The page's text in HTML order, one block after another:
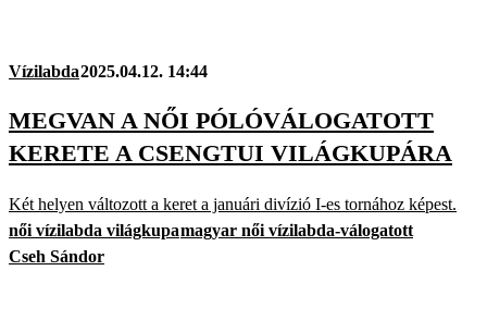
Vízilabda2025.04.12. 14:44
MEGVAN A NŐI PÓLÓVÁLOGATOTT
KERETE A CSENGTUI VILÁGKUPÁRA
Két helyen változott a keret a januári divízió I-es tornához képest.
női vízilabda világkupamagyar női vízilabda-válogatott
Cseh Sándor